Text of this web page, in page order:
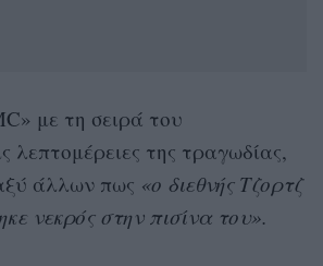
με τη σειρά του
λεπτομέρειες της τραγωδίας,
άλλων πως «ο διεθνής Τζορτζ
νεκρός στην πισίνα του».